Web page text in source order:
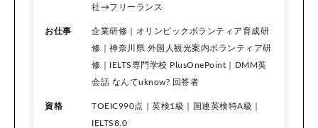
社→フリーランス
お仕事
企業研修｜オリンピックボランティア育成研
修｜神奈川県 外国人観光案内ボランティア研
修｜IELTS専門学校 PlusOnePoint｜DMM英
会話 なんてuknow? 回答者
資格
TOEIC990点｜英検1級｜国連英検特A級｜
IELTS8.0